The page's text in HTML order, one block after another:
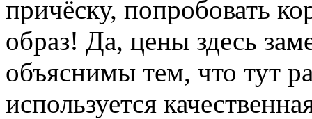
причёску, попробовать
образ! Да, цены здесь
объяснимы тем, что тут
используется